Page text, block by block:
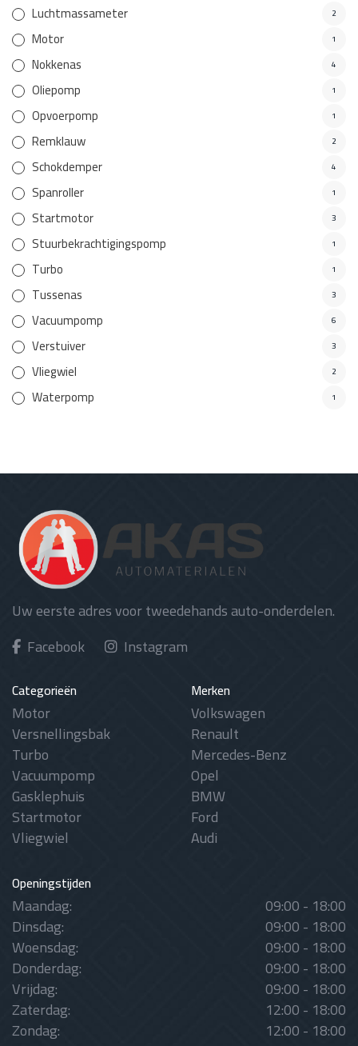
Luchtmassameter 2
Motor 1
Nokkenas 4
Oliepomp 1
Opvoerpomp 1
Remklauw 2
Schokdemper 4
Spanroller 1
Startmotor 3
Stuurbekrachtigingspomp 1
Turbo 1
Tussenas 3
Vacuumpomp 6
Verstuiver 3
Vliegwiel 2
Waterpomp 1
Uw eerste adres voor tweedehands auto-onderdelen.
Facebook
Instagram
Categorieën
Motor
Versnellingsbak
Turbo
Vacuumpomp
Gasklephuis
Startmotor
Vliegwiel
Merken
Volkswagen
Renault
Mercedes-Benz
Opel
BMW
Ford
Audi
Openingstijden
Maandag: 09:00 - 18:00
Dinsdag: 09:00 - 18:00
Woensdag: 09:00 - 18:00
Donderdag: 09:00 - 18:00
Vrijdag: 09:00 - 18:00
Zaterdag: 12:00 - 18:00
Zondag: 12:00 - 18:00